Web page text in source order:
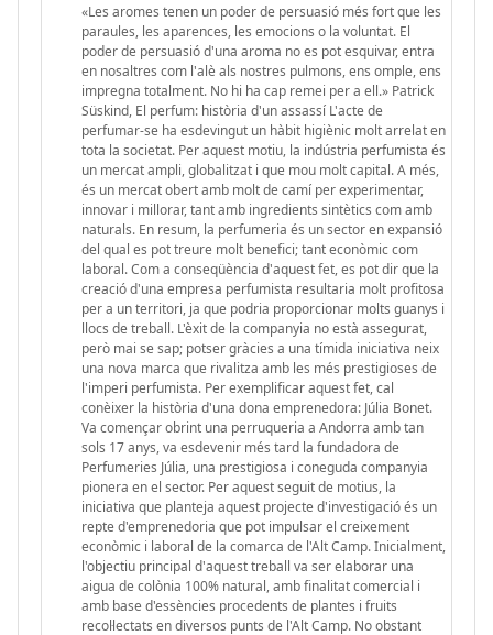
«Les aromes tenen un poder de persuasió més fort que les
paraules, les aparences, les emocions o la voluntat. El
poder de persuasió d'una aroma no es pot esquivar, entra
en nosaltres com l'alè als nostres pulmons, ens omple, ens
impregna totalment. No hi ha cap remei per a ell.» Patrick
Süskind, El perfum: història d'un assassí L'acte de
perfumar-se ha esdevingut un hàbit higiènic molt arrelat en
tota la societat. Per aquest motiu, la indústria perfumista és
un mercat ampli, globalitzat i que mou molt capital. A més,
és un mercat obert amb molt de camí per experimentar,
innovar i millorar, tant amb ingredients sintètics com amb
naturals. En resum, la perfumeria és un sector en expansió
del qual es pot treure molt benefici; tant econòmic com
laboral. Com a conseqüència d'aquest fet, es pot dir que la
creació d'una empresa perfumista resultaria molt profitosa
per a un territori, ja que podria proporcionar molts guanys i
llocs de treball. L'èxit de la companyia no està assegurat,
però mai se sap; potser gràcies a una tímida iniciativa neix
una nova marca que rivalitza amb les més prestigioses de
l'imperi perfumista. Per exemplificar aquest fet, cal
conèixer la història d'una dona emprenedora: Júlia Bonet.
Va començar obrint una perruqueria a Andorra amb tan
sols 17 anys, va esdevenir més tard la fundadora de
Perfumeries Júlia, una prestigiosa i coneguda companyia
pionera en el sector. Per aquest seguit de motius, la
iniciativa que planteja aquest projecte d'investigació és un
repte d'emprenedoria que pot impulsar el creixement
econòmic i laboral de la comarca de l'Alt Camp. Inicialment,
l'objectiu principal d'aquest treball va ser elaborar una
aigua de colònia 100% natural, amb finalitat comercial i
amb base d'essències procedents de plantes i fruits
recol·lectats en diversos punts de l'Alt Camp. No obstant